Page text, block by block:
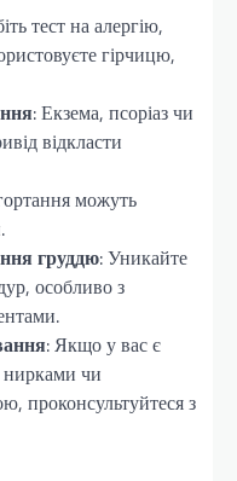
тест на алергію,
гірчицю,
: Екзема, псоріаз чи
відкласти
можуть
груддю: Уникайте
особливо з
: Якщо у вас є
чи
проконсультуйтеся з